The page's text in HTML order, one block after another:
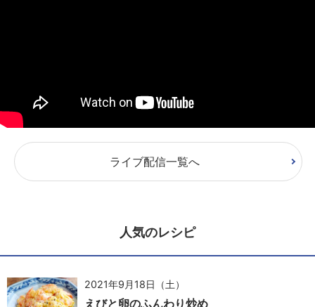
ライブ配信一覧へ
人気のレシピ
2021年9月18日（土）
えびと卵のふんわり炒め